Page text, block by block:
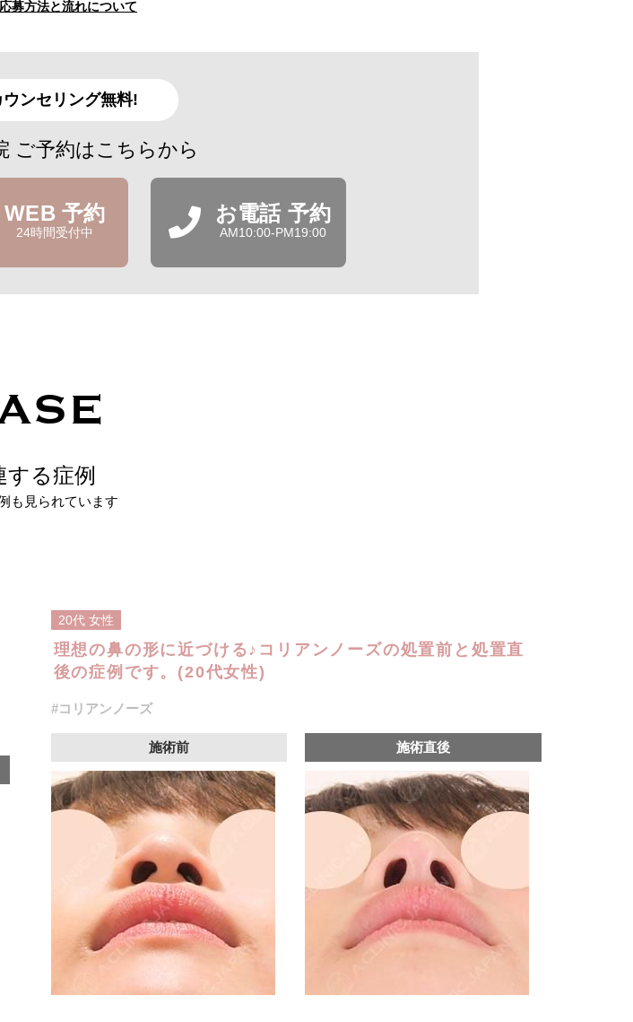
募方法と流れについて
ンセリング無料!
ご予約はこちらから
WEB 予約
24時間受付中
お電話 予約
AM10:00-PM19:00
する症例
も見られています
20代 女性
理想の鼻の形に近づける♪コリアンノーズの処置前と処置直
後の症例です。(20代女性)
#コリアンノーズ
施術前 施術直後